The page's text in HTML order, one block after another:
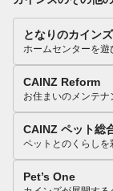
となりのカイン
ホームセンターを遊
CAINZ Reform
お住まいのメンテナ
CAINZ ペット総
ペットとのくらし
Pet’s One